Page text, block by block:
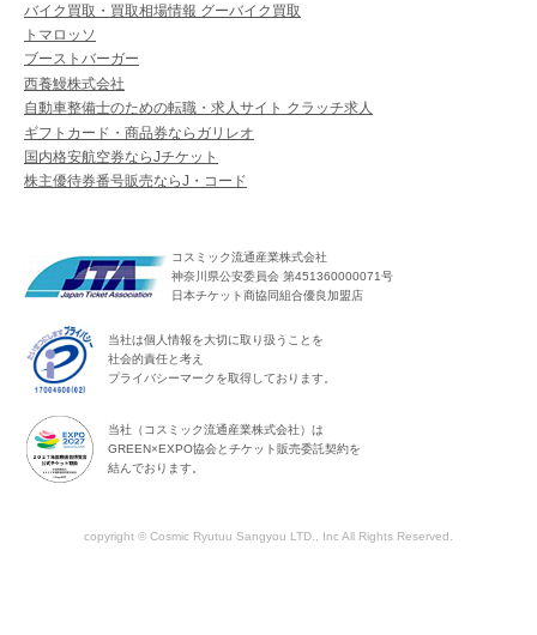
バイク買取・買取相場情報 グーバイク買取
トマロッソ
ブーストバーガー
西養鰻株式会社
自動車整備士のための転職・求人サイト クラッチ求人
ギフトカード・商品券ならガリレオ
国内格安航空券ならJチケット
株主優待券番号販売ならJ・コード
コスミック流通産業株式会社
神奈川県公安委員会 第451360000071号
日本チケット商協同組合優良加盟店
当社は個人情報を大切に取り扱うことを
社会的責任と考え
プライバシーマークを取得しております。
当社（コスミック流通産業株式会社）は
GREEN×EXPO協会とチケット販売委託契約を
結んでおります。
copyright © Cosmic Ryutuu Sangyou LTD., Inc All Rights Reserved.